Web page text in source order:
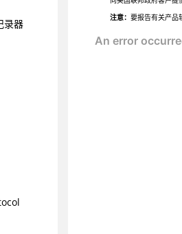
录器
注意：要报告有关产品